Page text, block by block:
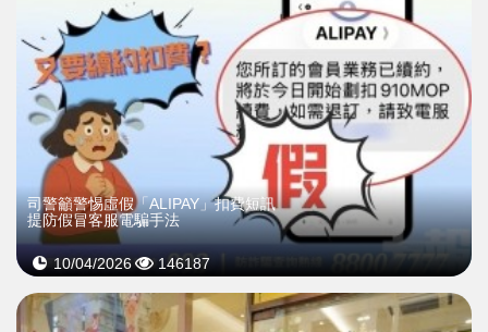
司警籲警惕虛假「ALIPAY」扣費短訊
提防假冒客服電騙手法
10/04/2026 146187